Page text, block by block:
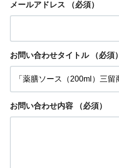
メールアドレス （必須）
お問い合わせタイトル （必須）
お問い合わせ内容 （必須）